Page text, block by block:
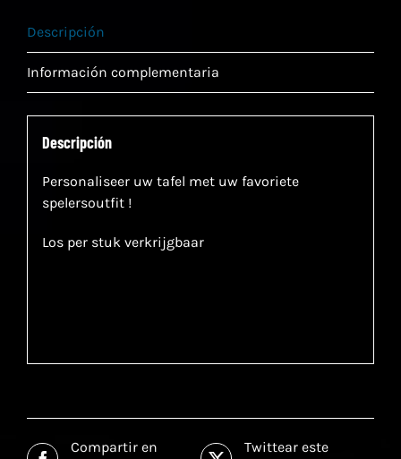
Descripción
Información complementaria
Descripción
Personaliseer uw tafel met uw favoriete
spelersoutfit !
Los per stuk verkrijgbaar
Compartir en
Twittear este